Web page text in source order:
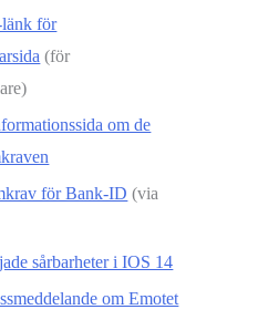
för
(för
om de
för Bank-ID (via
sårbarheter i IOS 14
om Emotet